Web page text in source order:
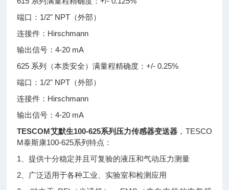
端口：1/2" NPT（外部）
连接件：Hirschmann
输出信号：4-20 mA
625 系列（本质安全）满量程精确度：+/- 0.25%
端口：1/2" NPT（外部）
连接件：Hirschmann
输出信号：4-20 mA
TESCOM艾默生100-625系列压力传感器变送器 ，TESCO
M泰斯康100-625系列特点：
1、提供十分稳定并且可复验的液压和气动压力测量
2、广泛适用于各种工业、实验室和检测应用